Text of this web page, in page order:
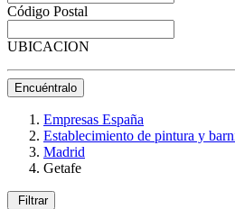
Código Postal
UBICACION
Encuéntralo
Empresas España
Establecimiento de pintura y
Madrid
Getafe
Filtrar